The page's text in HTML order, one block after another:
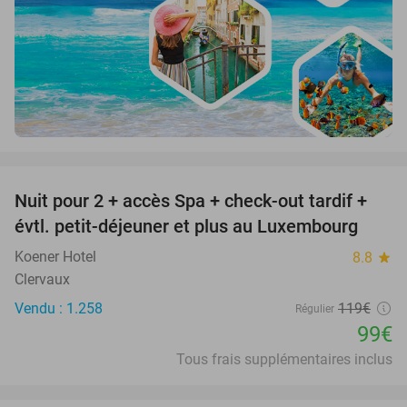
17%
Nuit pour 2 + accès Spa + check-out tardif +
évtl. petit-déjeuner et plus au Luxembourg
Koener Hotel 8.8 star
Clervaux
Vendu : 1.258
Régulier 119€
99€
Tous frais supplémentaires inclus